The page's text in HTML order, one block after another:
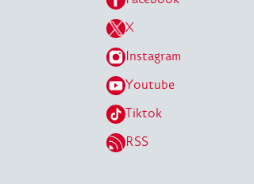
X
Instagram
Youtube
Tiktok
RSS